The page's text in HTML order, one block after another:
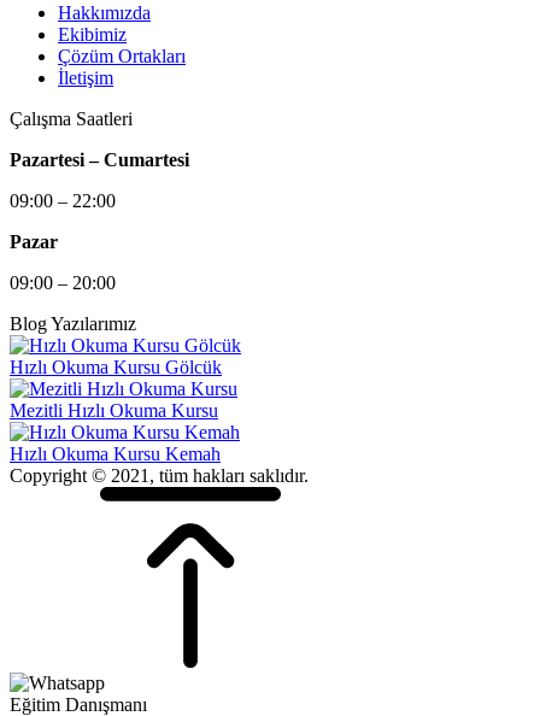
Hakkımızda
Ekibimiz
Çözüm Ortakları
İletişim
Çalışma Saatleri
Pazartesi – Cumartesi
09:00 – 22:00
Pazar
09:00 – 20:00
Blog Yazılarımız
Hızlı Okuma Kursu Gölcük
Mezitli Hızlı Okuma Kursu
Hızlı Okuma Kursu Kemah
Copyright © 2021, tüm hakları saklıdır.
Eğitim Danışmanı